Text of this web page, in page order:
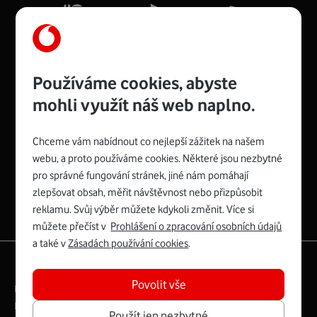
Zyxel VMG8623-T50B:
Rozměry modemu jsou 16 x 22 x 7,5 cm (včetně stojánku)
a nabízí 4 gigabitové LAN porty a bezdrátové připojení Wi-
Fi ve verzích 802.11 b/g/n/ac pro frekvenci 2,4 GHz a
Mb/s.
Více o Zyxel VMG8623-T50B
Spojte se s Vodafonem
Právní­ podmí­nky
Ochrana soukromí­
Digitální odpovědnost
Používáme cookies, abyste
mohli využít náš web naplno.
Chceme vám nabídnout co nejlepší zážitek na našem
webu, a proto používáme cookies. Některé jsou nezbytné
pro správné fungování stránek, jiné nám pomáhají
zlepšovat obsah, měřit návštěvnost nebo přizpůsobit
reklamu. Svůj výběr můžete kdykoli změnit. Více si
můžete přečíst v Prohlášení o zpracování osobních údajů
a také vZásadách používání cookies.
Povolit vše